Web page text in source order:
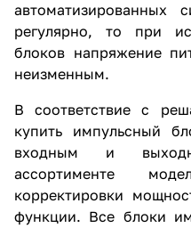
автоматизированных
регулярно, то при
блоков напряжение
неизменным.
В соответствие с
купить импульсный
входным и
ассортименте
корректировки
функции. Все блоки